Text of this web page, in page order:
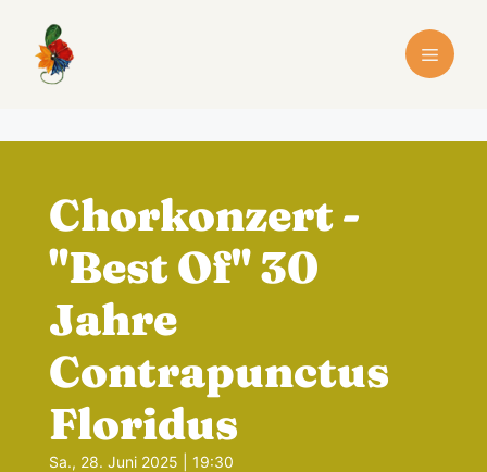
springen
Menü
Chorkonzert -
"Best Of" 30
Jahre
Contrapunctus
Floridus
Sa., 28. Juni 2025 | 19:30